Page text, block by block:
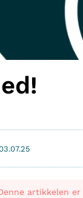
artikkelen